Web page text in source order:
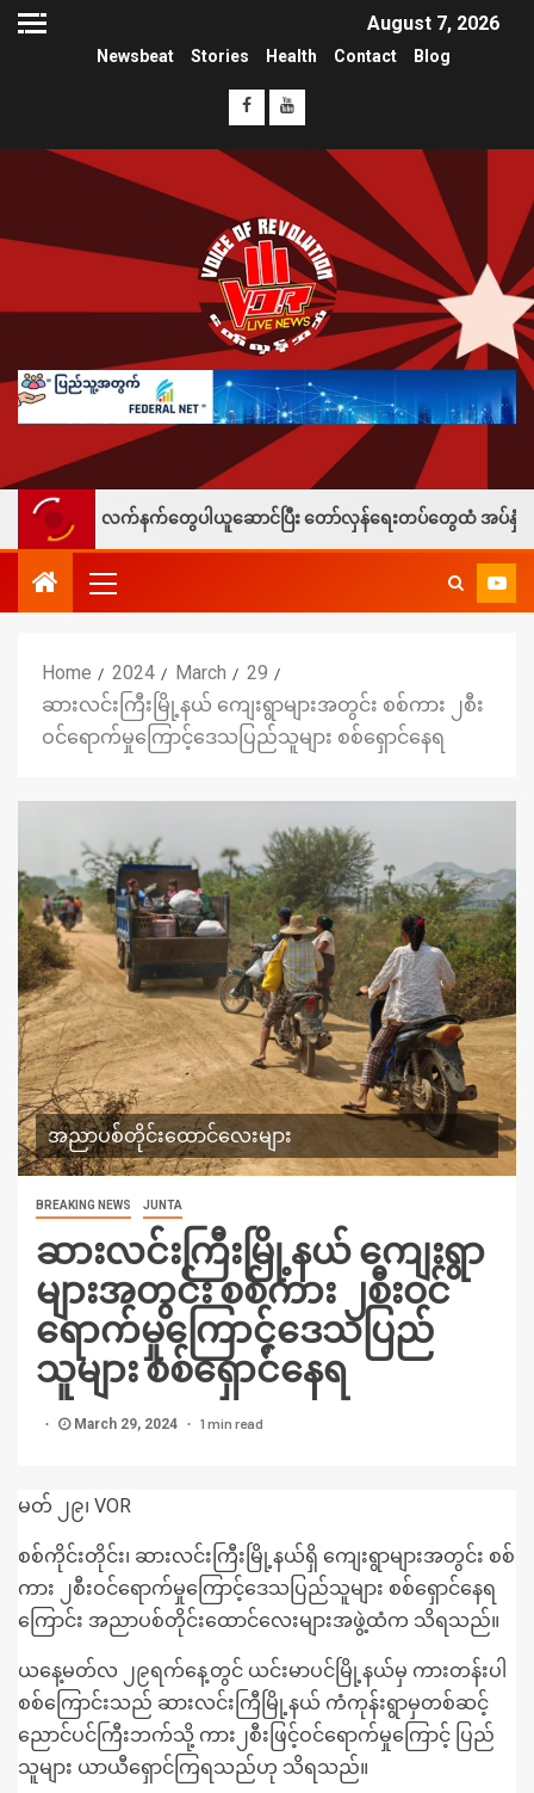
August 7, 2026
Newsbeat Stories Health Contact Blog
လက်နက်တွေပါယူဆောင်ပြီး တော်လှန်ရေးတပ်တွေထံ အပ်နှံလို့ သိန်းတစ်ရာ
Home 2024 March
29
ဆားလင်းကြီးမြို့နယ် ကျေးရွာများအတွင်း စစ်ကား ၂စီး
ဝင်ရောက်မှုကြောင့်ဒေသပြည်သူများ စစ်ရှောင်နေရ
အညာပစ်တိုင်းထောင်လေးများ
BREAKING NEWS JUNTA
ဆားလင်းကြီးမြို့နယ် ကျေးရွာ
များအတွင်း စစ်ကား ၂စီးဝင်
ရောက်မှုကြောင့်ဒေသပြည်
သူများ စစ်ရှောင်နေရ
March 29, 2024 1 min read
မတ် ၂၉၊ VOR
စစ်ကိုင်းတိုင်း၊ ဆားလင်းကြီးမြို့နယ်ရှိ ကျေးရွာများအတွင်း စစ်
ကား ၂စီးဝင်ရောက်မှုကြောင့်ဒေသပြည်သူများ စစ်ရှောင်နေရ
ကြောင်း အညာပစ်တိုင်းထောင်လေးများအဖွဲ့ထံက သိရသည်။
ယနေ့မတ်လ ၂၉ရက်နေ့တွင် ယင်းမာပင်မြို့နယ်မှ ကားတန်းပါ
စစ်ကြောင်းသည် ဆားလင်းကြီမြို့နယ် ကံကုန်းရွာမှတစ်ဆင့်
ညောင်ပင်ကြီးဘက်သို့ ကား၂စီးဖြင့်ဝင်ရောက်မှုကြောင့် ပြည်
သူများ ယာယီရှောင်ကြရသည်ဟု သိရသည်။